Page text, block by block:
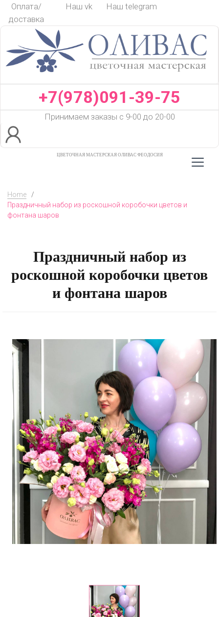
Skip
content
Оплата/
доставка
Наш vk Наш telegram
+7(978)091-39-75
Принимаем заказы с 9-00 до 20-00
ЦВЕТОЧНАЯ МАСТЕРСКАЯ ОЛИВАС ФЕОДОСИЯ
Home
/
Праздничный набор из роскошной коробочки цветов и
фонтана шаров
Праздничный набор из
роскошной коробочки цветов
и фонтана шаров